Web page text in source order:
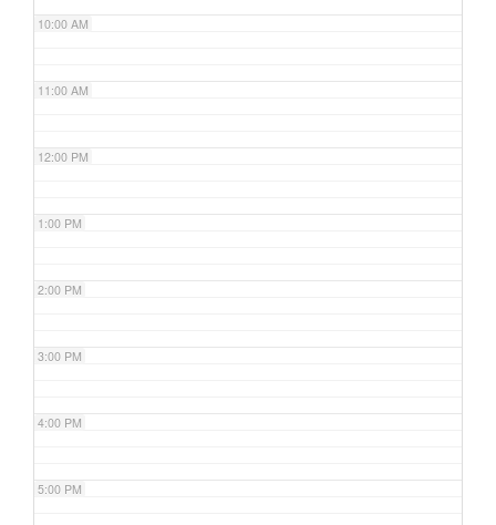
10:00 AM
11:00 AM
12:00 PM
1:00 PM
2:00 PM
3:00 PM
4:00 PM
5:00 PM